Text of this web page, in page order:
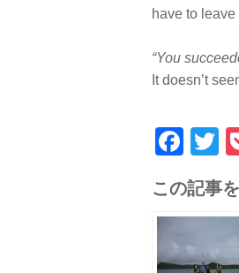
have to
“You
It doesn’t
この記事